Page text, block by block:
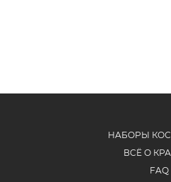
НАБОРЫ
ВСЁ О
FAQ